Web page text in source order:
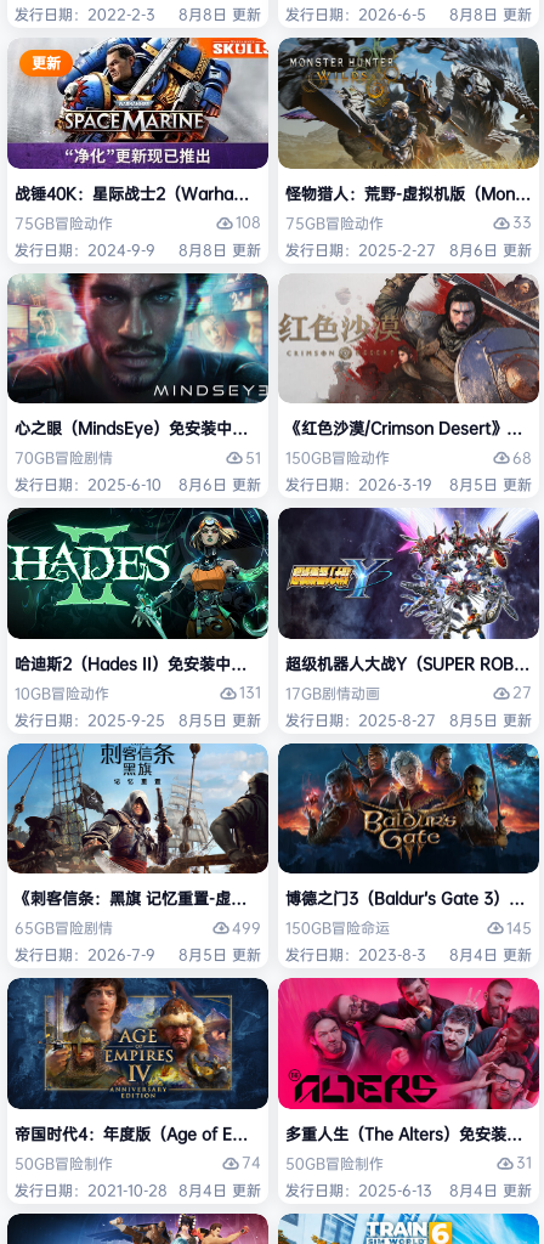
发行日期：2022-2-3
8月8日 更新
发行日期：2026-6-5
8月8日 更新
更新
战锤40K：星际战士2（Warhammer 40,000: Space Marine 2）免安装
75GB冒险动作
108
发行日期：2024-9-9
8月8日 更新
怪物猎人：荒野-虚拟机版（
75GB冒险动作
33
发行日期：2025-2-27
8月6日 更新
心之眼（MindsEye）免安装中文版
70GB冒险剧情
51
发行日期：2025-6-10
8月6日 更新
《红色沙漠/Crimson Desert》免安
150GB冒险动作
68
发行日期：2026-3-19
8月5日 更新
哈迪斯2（Hades II）免安装中文版
10GB冒险动作
131
发行日期：2025-9-25
8月5日 更新
超级机器人大战Y（SUPER
17GB剧情动画
27
发行日期：2025-8-27
8月5日 更新
《刺客信条：黑旗 记忆重置-虚拟机版/Assassin’s Creed Black Flag
65GB冒险剧情
499
发行日期：2026-7-9
8月5日 更新
博德之门3（Baldur’s Gate 3）免安
150GB冒险命运
145
发行日期：2023-8-3
8月4日 更新
帝国时代4：年度版（Age of Empires IV: Anniversary Edition）免安装
50GB冒险制作
74
发行日期：2021-10-28 8月4日 更新
多重人生（The Alters）免安装中文
50GB冒险制作
31
发行日期：2025-6-13
8月4日 更新